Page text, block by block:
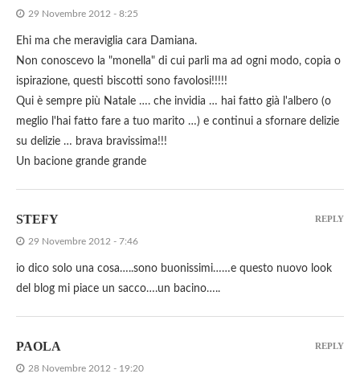
29 Novembre 2012 - 8:25
Ehi ma che meraviglia cara Damiana.
Non conoscevo la "monella" di cui parli ma ad ogni modo, copia o
ispirazione, questi biscotti sono favolosi!!!!!
Qui è sempre più Natale …. che invidia … hai fatto già l'albero (o
meglio l'hai fatto fare a tuo marito …) e continui a sfornare delizie
su delizie … brava bravissima!!!
Un bacione grande grande
STEFY
29 Novembre 2012 - 7:46
io dico solo una cosa…..sono buonissimi……e questo nuovo look
del blog mi piace un sacco….un bacino…..
REPLY
PAOLA
28 Novembre 2012 - 19:20
REPLY